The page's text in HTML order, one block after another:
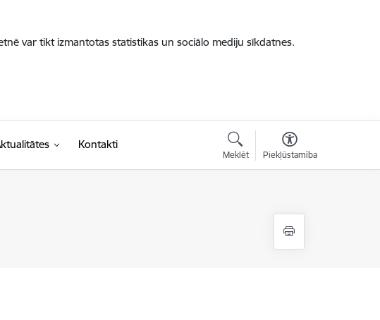
var tikt izmantotas statistikas un sociālo mediju sīkdatnes.
Kontakti
Meklēt Piekļūstamība